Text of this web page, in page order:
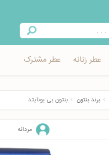
عطر زنانه عطر مشترک
برند بنتون بنتون بی یونایتد
مردانه